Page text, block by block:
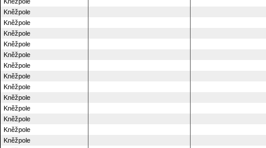
Kněžpole
Kněžpole
Kněžpole
Kněžpole
Kněžpole
Kněžpole
Kněžpole
Kněžpole
Kněžpole
Kněžpole
Kněžpole
Kněžpole
Kněžpole